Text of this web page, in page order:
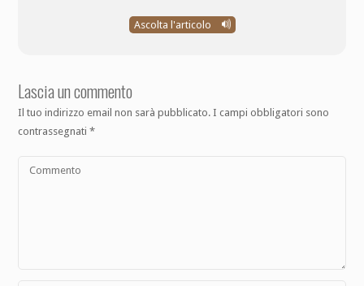
Ascolta l'articolo
Lascia un commento
Il tuo indirizzo email non sarà pubblicato. I campi obbligatori sono
contrassegnati*